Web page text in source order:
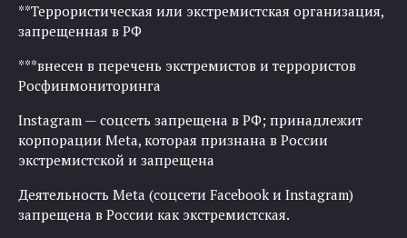
**Террористическая или экстремистская организация,
запрещенная в РФ
***внесен в перечень экстремистов и террористов
Росфинмониторинга
Instagram — соцсеть запрещена в РФ; принадлежит
корпорации Meta, которая признана в России
экстремистской и запрещена
Деятельность Meta (соцсети Facebook и Instagram)
запрещена в России как экстремистская.